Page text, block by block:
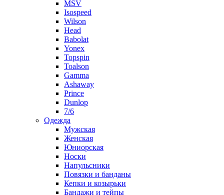
MSV
Isospeed
Wilson
Head
Babolat
Yonex
Topspin
Toalson
Gamma
Ashaway
Prince
Dunlop
7/6
Одежда
Мужская
Женская
Юниорская
Носки
Напульсники
Повязки и банданы
Кепки и козырьки
Бандажи и тейпы